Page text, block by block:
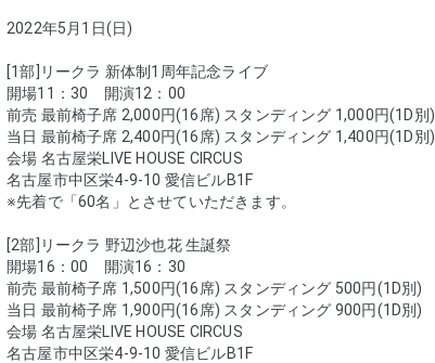
2022年5月1日(日)
[1部]リークラ 新体制1周年記念ライブ
開場11：30　開演12：00
前売 最前椅子席 2,000円(16席) スタンディング 1,000円(1D別)
当日 最前椅子席 2,400円(16席) スタンディング 1,400円(1D別)
会場 名古屋栄LIVE HOUSE CIRCUS
名古屋市中区栄4-9-10 愛信ビルB1F
※先着で「60名」とさせていただきます。
[2部]リークラ 野辺沙也花 生誕祭
開場16：00　開演16：30
前売 最前椅子席 1,500円(16席) スタンディング 500円(1D別)
当日 最前椅子席 1,900円(16席) スタンディング 900円(1D別)
会場 名古屋栄LIVE HOUSE CIRCUS
名古屋市中区栄4-9-10 愛信ビルB1F